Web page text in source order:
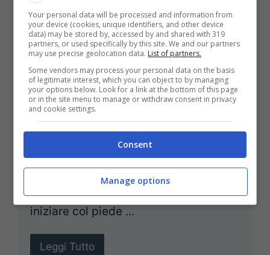
Guida all’alimentazione
complementare vegana:
svezzamento e
autosvezzamento per
bambini
3 Dicembre 2025 Maria Petrillo
Tra cucchiaino e autosvezzamento c’è
un filo comune: serenità e buon senso.
iniziare col piede ...
Leggi Tutto
Your personal data will be processed and information from
your device (cookies, unique identifiers, and other device
data) may be stored by, accessed by and shared with 319
partners, or used specifically by this site. We and our partners
may use precise geolocation data. List of partners.
Some vendors may process your personal data on the basis
of legitimate interest, which you can object to by managing
your options below. Look for a link at the bottom of this page
or in the site menu to manage or withdraw consent in privacy
and cookie settings.
Consent
Manage options